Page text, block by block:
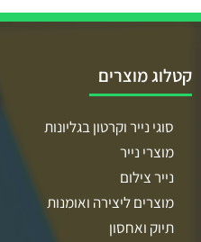
קטלוג מוצרים
סוגי נייר וקרטון בגליונות
מוצרי נייר
נייר צילום
מוצרים ליצירה ואומנות
תיוק ואחסון